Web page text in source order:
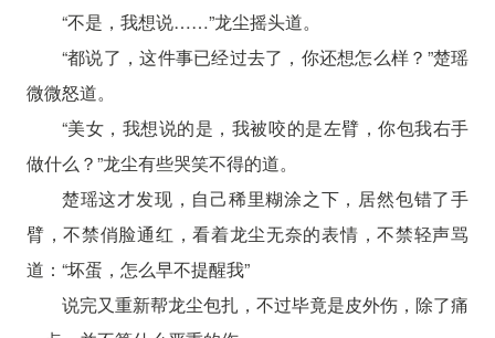
“不是，我想说……”龙尘摇头道。
“都说了，这件事已经过去了，你还想怎么样？”楚瑶
微微怒道。
“美女，我想说的是，我被咬的是左臂，你包我右手
做什么？”龙尘有些哭笑不得的道。
楚瑶这才发现，自己稀里糊涂之下，居然包错了手
臂，不禁俏脸通红，看着龙尘无奈的表情，不禁轻声骂
道：“坏蛋，怎么早不提醒我”
说完又重新帮龙尘包扎，不过毕竟是皮外伤，除了痛